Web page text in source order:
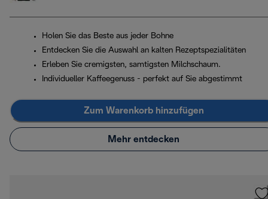
Holen Sie das Beste aus jeder Bohne
Entdecken Sie die Auswahl an kalten Rezeptspezialitäten
Erleben Sie cremigsten, samtigsten Milchschaum.
Individueller Kaffeegenuss - perfekt auf Sie abgestimmt
Zum Warenkorb hinzufügen
Mehr entdecken